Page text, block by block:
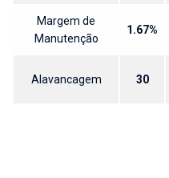
Margem de
Manutenção
1.67%
Alavancagem 30